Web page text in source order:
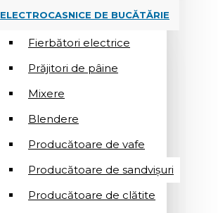
ELECTROCASNICE DE BUCĂTĂRIE
Fierbători electrice
Prăjitori de pâine
Mixere
Blendere
Producătoare de vafe
Producătoare de sandvişuri
Producătoare de clătite